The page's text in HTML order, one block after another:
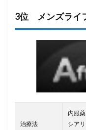
3位 メンズライ
治療法
内服
シア